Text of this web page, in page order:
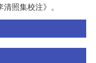
照集校注》。